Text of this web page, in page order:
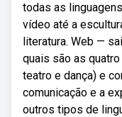
todas as
vídeo até a
literatura. Web —
quais são as
teatro e dança) e
comunicação e a
outros tipos de